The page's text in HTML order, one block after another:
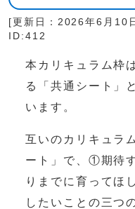
[更新日： 2026年6月10
ID:412
本カリキュラム枠
る「共通シート」
います。
互いのカリキュラ
ート」で、①期待
りまでに育ってほ
したいことの三つ